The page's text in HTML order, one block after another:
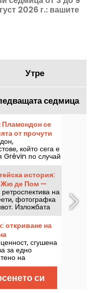
2026 г.: вашите
Утре
седмица
се
от прочути
който сега е
Grévin по случай
дьо Пари.
история:
Жю де Пом —
на
фотографка
Изложбата
от 12 юни
откриване на
сгушена
за едно
на
район.
история на
се намират
Реноар и
си